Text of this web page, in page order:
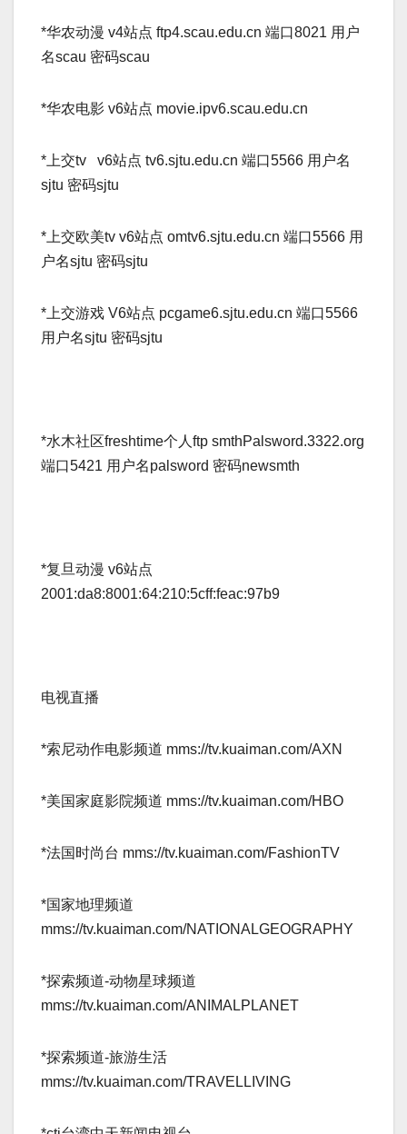
*华农动漫 v4站点 ftp4.scau.edu.cn 端口8021 用户
名scau 密码scau­
*华农电影 v6站点 movie.ipv6.scau.edu.cn­
*上交tv v6站点 tv6.sjtu.edu.cn 端口5566 用户名
sjtu 密码sjtu­
*上交欧美tv v6站点 omtv6.sjtu.edu.cn 端口5566 用
户名sjtu 密码sjtu­
*上交游戏 V6站点 pcgame6.sjtu.edu.cn 端口5566
用户名sjtu 密码sjtu­
*水木社区freshtime个人ftp smthPalsword.3322.org
端口5421 用户名palsword 密码newsmth­
*复旦动漫 v6站点
2001:da8:8001:64:210:5cff:feac:97b9­
电视直播­
*索尼动作电影频道 mms://tv.kuaiman.com/AXN­
*美国家庭影院频道 mms://tv.kuaiman.com/HBO­
*法国时尚台 mms://tv.kuaiman.com/FashionTV­
*国家地理频道
mms://tv.kuaiman.com/NATIONALGEOGRAPHY­
*探索频道-动物星球频道
mms://tv.kuaiman.com/ANIMALPLANET­
*探索频道-旅游生活
mms://tv.kuaiman.com/TRAVELLIVING­